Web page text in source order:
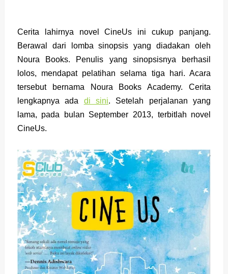
Cerita lahirnya novel CineUs ini cukup panjang.
Berawal dari lomba sinopsis yang diadakan oleh
Noura Books. Penulis yang sinopsisnya berhasil
lolos, mendapat pelatihan selama tiga hari. Acara
tersebut bernama Noura Books Academy. Cerita
lengkapnya ada di sini. Setelah perjalanan yang
lama, pada bulan September 2013, terbitlah novel
CineUs.